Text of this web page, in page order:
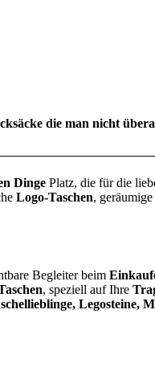
die man nicht
Dinge Platz, die für die
Logo-Taschen, geräumige
Begleiter beim
, speziell auf Ihre
Legosteine,